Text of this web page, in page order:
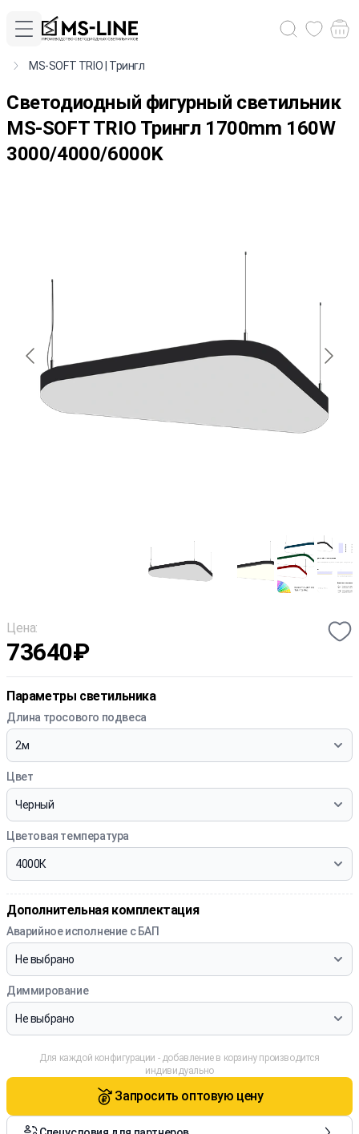
MS-SOFT TRIO | Трингл
Cветодиодный фигурный светильник
MS-SOFT TRIO Трингл 1700mm 160W
3000/4000/6000K
Цена:
73640₽
Параметры светильника
Длина тросового подвеса
Цвет
Цветовая температура
Дополнительная комплектация
Аварийное исполнение с БАП
Диммирование
Для каждой конфигурации - добавление в корзину производится
индивидуально
Запросить оптовую цену